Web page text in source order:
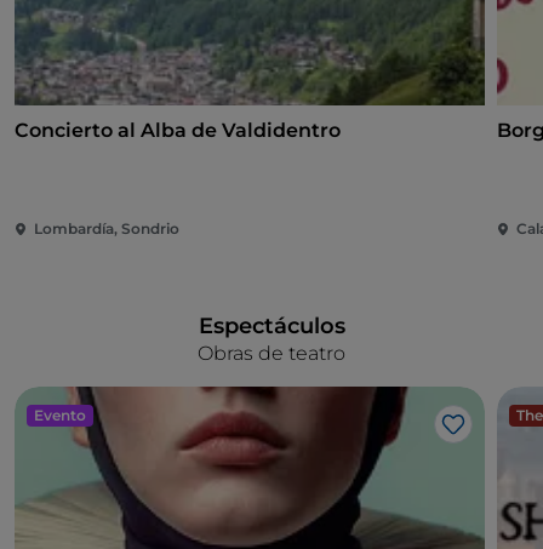
Concierto al Alba de Valdidentro
Lombardía, Sondrio
Obras de teatro
Espectáculos
Evento
Me gusta